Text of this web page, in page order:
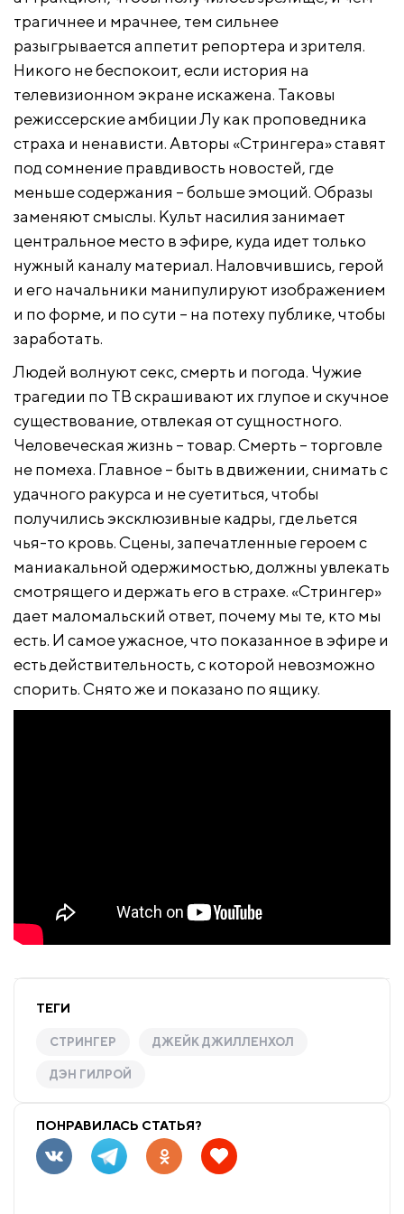
трагичнее и мрачнее, тем сильнее
разыгрывается аппетит репортера и зрителя.
Никого не беспокоит, если история на
телевизионном экране искажена. Таковы
режиссерские амбиции Лу как проповедника
страха и ненависти. Авторы «Стрингера» ставят
под сомнение правдивость новостей, где
меньше содержания – больше эмоций. Образы
заменяют смыслы. Культ насилия занимает
центральное место в эфире, куда идет только
нужный каналу материал. Наловчившись, герой
и его начальники манипулируют изображением
и по форме, и по сути – на потеху публике, чтобы
заработать.
Людей волнуют секс, смерть и погода. Чужие
трагедии по ТВ скрашивают их глупое и скучное
существование, отвлекая от сущностного.
Человеческая жизнь – товар. Смерть – торговле
не помеха. Главное – быть в движении, снимать с
удачного ракурса и не суетиться, чтобы
получились эксклюзивные кадры, где льется
чья-то кровь. Сцены, запечатленные героем с
маниакальной одержимостью, должны увлекать
смотрящего и держать его в страхе. «Стрингер»
дает маломальский ответ, почему мы те, кто мы
есть. И самое ужасное, что показанное в эфире и
есть действительность, с которой невозможно
спорить. Снято же и показано по ящику.
ТЕГИ
СТРИНГЕР ДЖЕЙК ДЖИЛЛЕНХОЛ
ДЭН ГИЛРОЙ
ПОНРАВИЛАСЬ СТАТЬЯ?